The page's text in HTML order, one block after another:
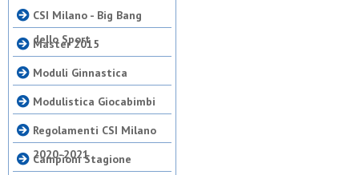
CSI Milano - Big Bang
dello Sport
Master 2015
Moduli Ginnastica
Modulistica Giocabimbi
Regolamenti CSI Milano
2020-2021
Campioni Stagione